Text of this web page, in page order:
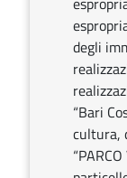
degli
“Bari
cultura,